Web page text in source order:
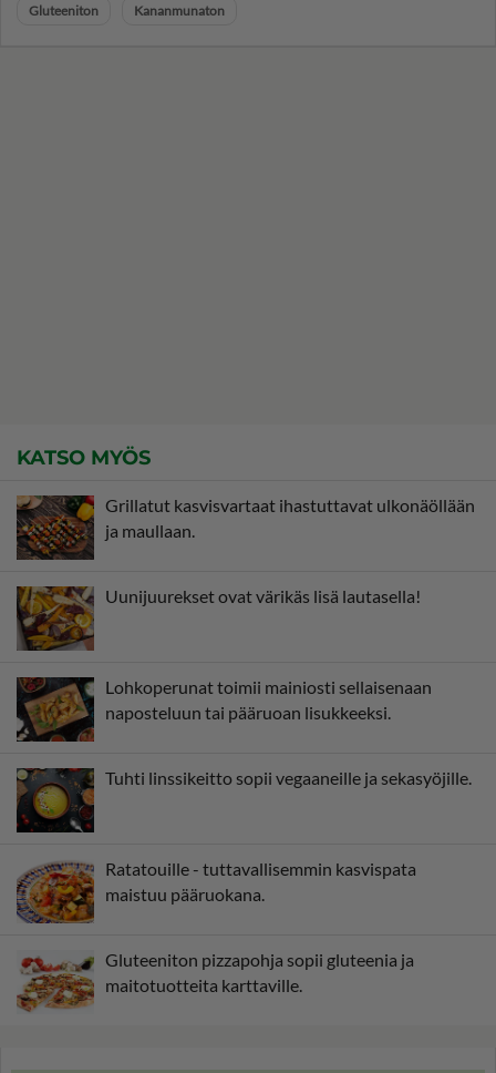
Gluteeniton Kananmunaton
KATSO MYÖS
Grillatut kasvisvartaat ihastuttavat ulkonäöllään
ja maullaan.
Uunijuurekset ovat värikäs lisä lautasella!
Lohkoperunat toimii mainiosti sellaisenaan
naposteluun tai pääruoan lisukkeeksi.
Tuhti linssikeitto sopii vegaaneille ja sekasyöjille.
Ratatouille - tuttavallisemmin kasvispata
maistuu pääruokana.
Gluteeniton pizzapohja sopii gluteenia ja
maitotuotteita karttaville.